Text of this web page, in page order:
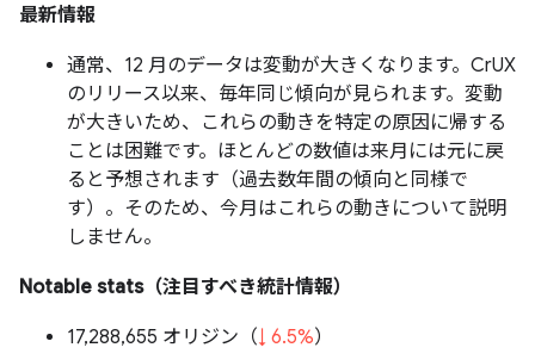
最新情報
通常、12 月のデータは変動が大きくなります。CrUX
のリリース以来、毎年同じ傾向が見られます。変動
が大きいため、これらの動きを特定の原因に帰する
ことは困難です。ほとんどの数値は来月には元に戻
ると予想されます（過去数年間の傾向と同様で
す）。そのため、今月はこれらの動きについて説明
しません。
Notable stats（注目すべき統計情報）
17,288,655 オリジン（↓ 6.5%）